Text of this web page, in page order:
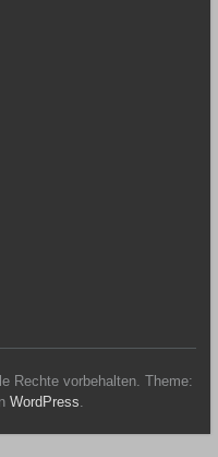
Rechte vorbehalten. Theme:
WordPress